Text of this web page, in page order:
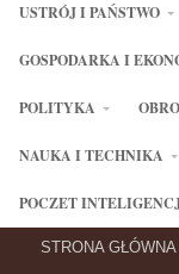
USTRÓJ I PAŃSTWO
GOSPODARKA I
POLITYKA
NAUKA I TECHNIKA
POCZET
STRONA GŁÓWNA